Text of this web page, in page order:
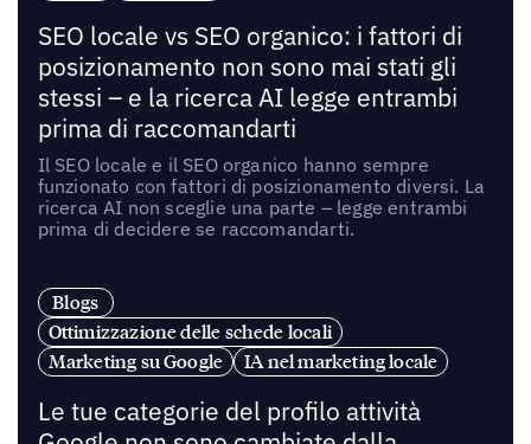
SEO locale vs SEO organico: i fattori di
posizionamento non sono mai stati gli
stessi – e la ricerca AI legge entrambi
prima di raccomandarti
Il SEO locale e il SEO organico hanno sempre
funzionato con fattori di posizionamento diversi. La
ricerca AI non sceglie una parte – legge entrambi
prima di decidere se raccomandarti.
Blogs
Ottimizzazione delle schede locali
Marketing su Google
IA nel marketing locale
Le tue categorie del profilo attività